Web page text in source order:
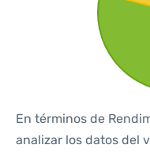
En términos de
analizar los datos del